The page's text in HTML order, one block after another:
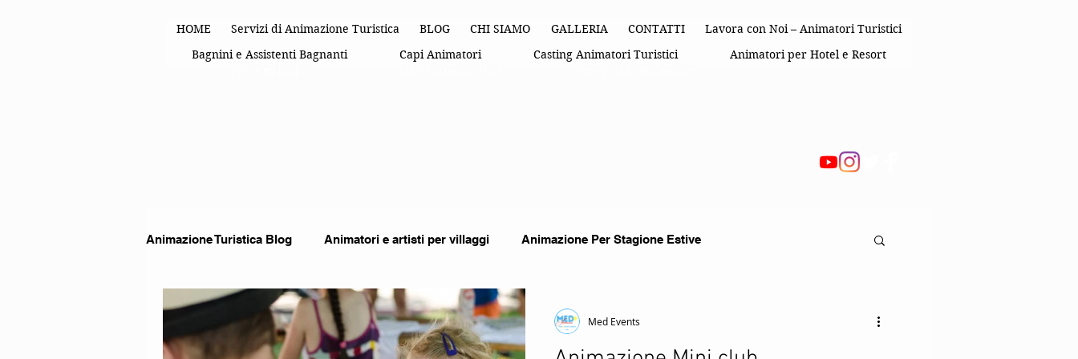
HOME Servizi di Animazione Turistica BLOG CHI SIAMO GALLERIA CONTATTI
Lavora con Noi – Animatori Turistici
Bagnini e Assistenti Bagnanti
Capi Animatori Casting Animatori Turistici Animatori per Hotel e Resort
Animazione Turistica Blog Animatori e artisti per villaggi Animazione Per Stagione Estive
Spettacoli di animazione Animazione Turistica organizzazione di eventi
Med Events